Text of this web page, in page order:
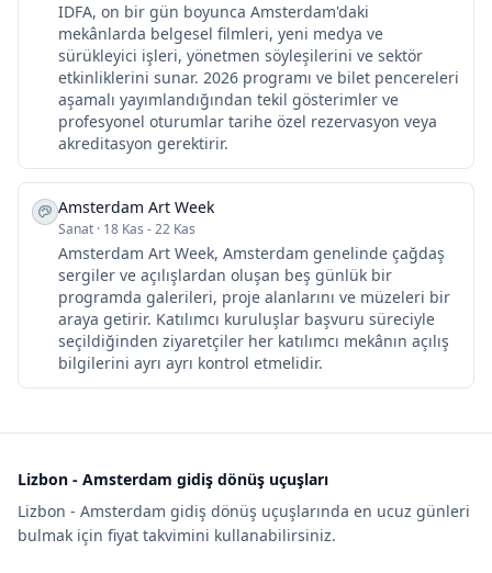
IDFA, on bir gün boyunca Amsterdam'daki
mekânlarda belgesel filmleri, yeni medya ve
sürükleyici işleri, yönetmen söyleşilerini ve sektör
etkinliklerini sunar. 2026 programı ve bilet pencereleri
aşamalı yayımlandığından tekil gösterimler ve
profesyonel oturumlar tarihe özel rezervasyon veya
akreditasyon gerektirir.
Amsterdam Art Week
Sanat · 18 Kas - 22 Kas
Amsterdam Art Week, Amsterdam genelinde çağdaş
sergiler ve açılışlardan oluşan beş günlük bir
programda galerileri, proje alanlarını ve müzeleri bir
araya getirir. Katılımcı kuruluşlar başvuru süreciyle
seçildiğinden ziyaretçiler her katılımcı mekânın açılış
bilgilerini ayrı ayrı kontrol etmelidir.
Lizbon - Amsterdam gidiş dönüş uçuşları
Lizbon - Amsterdam gidiş dönüş uçuşlarında en ucuz günleri
bulmak için fiyat takvimini kullanabilirsiniz.